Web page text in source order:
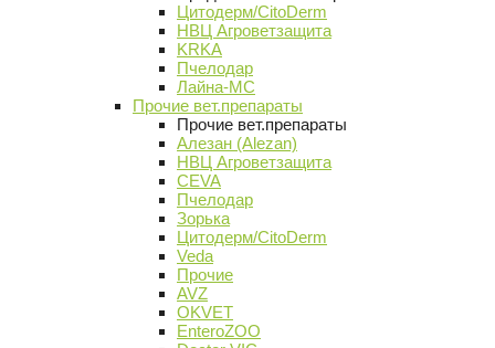
Цитодерм/CitoDerm
НВЦ Агроветзащита
KRKA
Пчелодар
Лайна-МС
Прочие вет.препараты
Прочие вет.препараты
Алезан (Alezan)
НВЦ Агроветзащита
CEVA
Пчелодар
Зорька
Цитодерм/CitoDerm
Veda
Прочие
AVZ
OKVET
EnteroZOO